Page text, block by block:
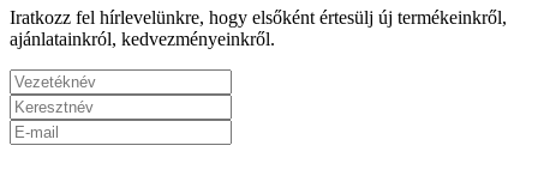
Iratkozz fel hírlevelünkre, hogy elsőként értesülj új termékeinkről,
ajánlatainkról, kedvezményeinkről.